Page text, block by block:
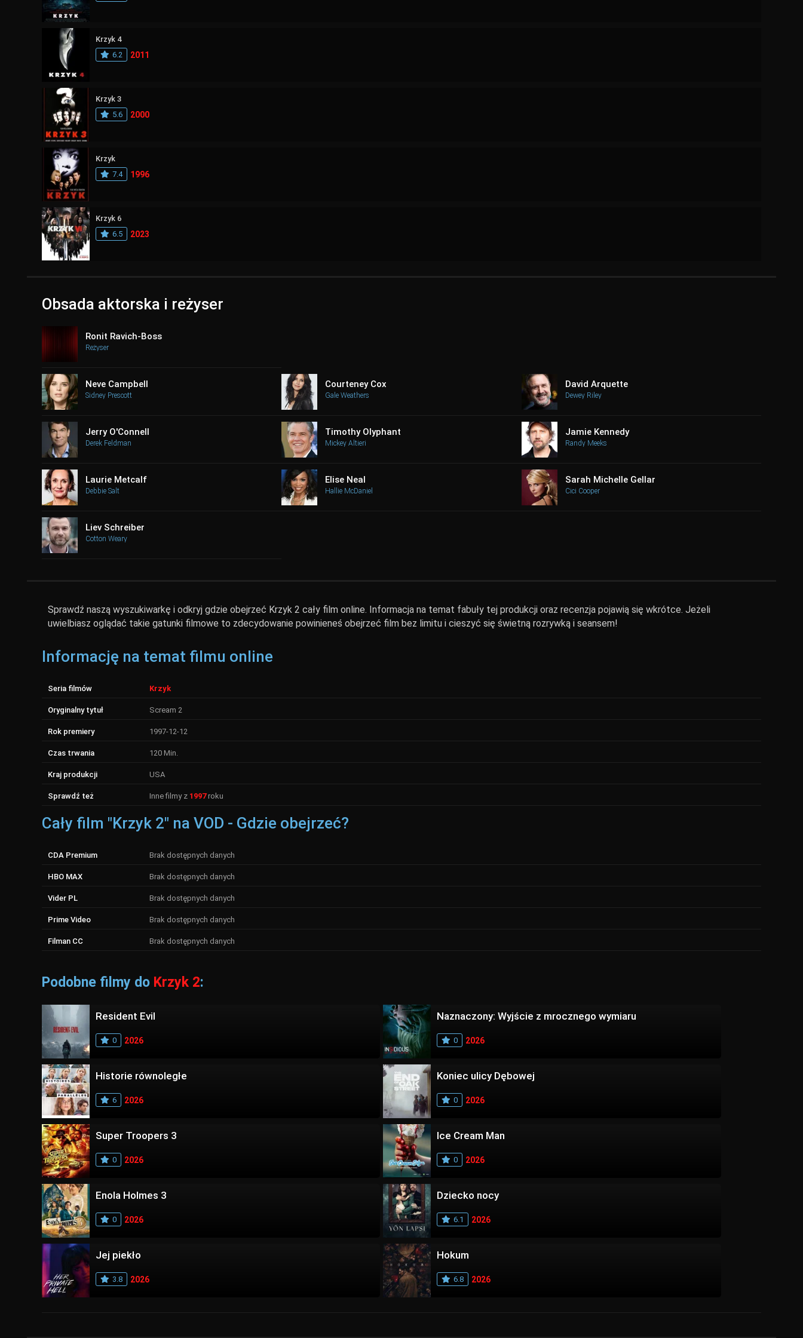
Krzyk 4
6.2
2011
Krzyk 3
5.6
2000
Krzyk
7.4
1996
Krzyk 6
6.5
2023
Obsada aktorska i reżyser
Ronit Ravich-Boss
Reżyser
Neve Campbell
Sidney Prescott
Courteney Cox
Gale Weathers
David Arquette
Dewey Riley
Jerry O'Connell
Derek Feldman
Timothy Olyphant
Mickey Altieri
Jamie Kennedy
Randy Meeks
Laurie Metcalf
Debbie Salt
Elise Neal
Hallie McDaniel
Sarah Michelle Gellar
Cici Cooper
Liev Schreiber
Cotton Weary
Sprawdź naszą wyszukiwarkę i odkryj gdzie obejrzeć Krzyk 2 cały film online. Informacja na temat fabuły tej produkcji oraz recenzja pojawią się wkrótce. Jeżeli
uwielbiasz oglądać takie gatunki filmowe to zdecydowanie powinieneś obejrzeć film bez limitu i cieszyć się świetną rozrywką i seansem!
Informację na temat filmu online
Seria filmów Krzyk
Oryginalny tytuł Scream 2
Rok premiery 1997-12-12
Czas trwania 120 Min.
Kraj produkcji USA
Sprawdź też Inne filmy z 1997roku
Cały film "Krzyk 2" na VOD - Gdzie obejrzeć?
CDA Premium Brak dostępnych danych
HBO MAX Brak dostępnych danych
Vider PL Brak dostępnych danych
Prime Video Brak dostępnych danych
Filman CC Brak dostępnych danych
Podobne filmy do Krzyk 2:
Resident Evil
0 2026
Naznaczony: Wyjście z mrocznego wymiaru
0 2026
Historie równoległe
6 2026
Koniec ulicy Dębowej
0 2026
Super Troopers 3
0 2026
Ice Cream Man
0 2026
Enola Holmes 3
0 2026
Dziecko nocy
6.1 2026
Jej piekło
3.8 2026
Hokum
6.8 2026